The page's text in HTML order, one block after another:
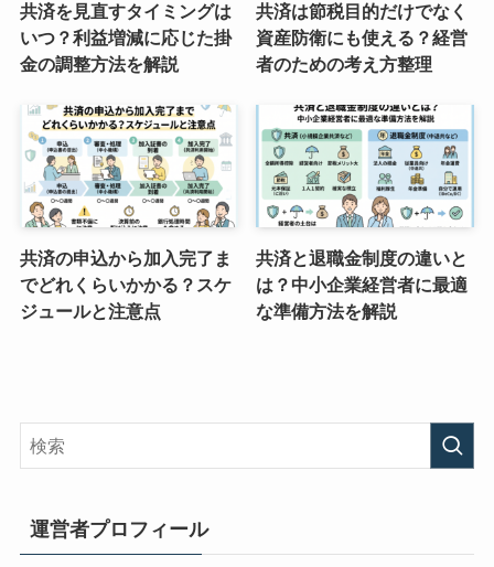
共済を見直すタイミングは
いつ？利益増減に応じた掛
金の調整方法を解説
共済は節税目的だけでなく
資産防衛にも使える？経営
者のための考え方整理
共済の申込から加入完了ま
でどれくらいかかる？スケ
ジュールと注意点
共済と退職金制度の違いと
は？中小企業経営者に最適
な準備方法を解説
運営者プロフィール